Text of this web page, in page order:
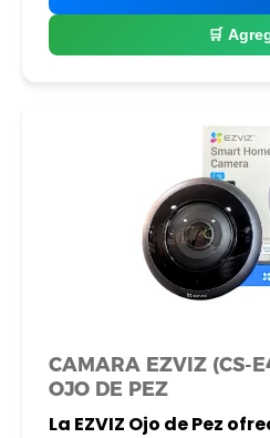
🛒
CAMARA EZVIZ (CS-
OJO DE PEZ
La EZVIZ Ojo de Pez